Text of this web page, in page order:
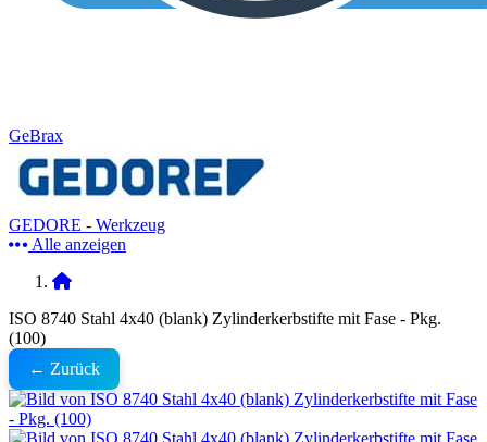
GeBrax
GEDORE - Werkzeug
Alle anzeigen
ISO 8740 Stahl 4x40 (blank) Zylinderkerbstifte mit Fase - Pkg.
(100)
← Zurück